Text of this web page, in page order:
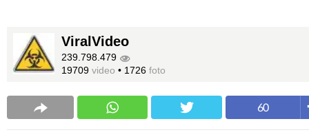
ViralVideo
239.798.479
19709 video • 1726 foto
60